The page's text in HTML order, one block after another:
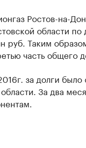
Ростов-на-
области
руб. Таким
часть общего
за долги было
За два